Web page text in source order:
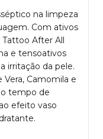
na limpeza
Com ativos
Tattoo After All
e tensoativos
irritação da pele.
Camomila e
tempo de
efeito vaso